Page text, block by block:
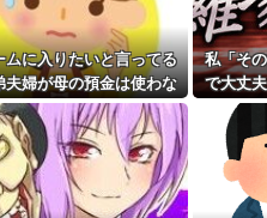
判明ｗｗｗ
つの目的
がり←なん
バカです」
ママ「お
んな！」...
気をつけたほう
タクシーに乗っ
【驚愕】養育費
れｗｗｗｗ
職場で電話を取っ
けたことがあった
既婚女性が夫に夕
時には帰宅してる
主な税金の成り
ムに入りたいと言ってる
夫婦が母の預金は使わな
ってきた。我が弟ながら
けなくて溜息が出る
私「そ
で大丈
姿を見